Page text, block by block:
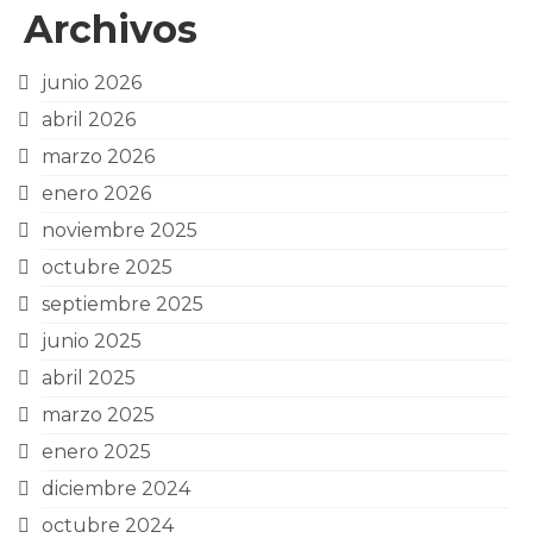
Archivos
junio 2026
abril 2026
marzo 2026
enero 2026
noviembre 2025
octubre 2025
septiembre 2025
junio 2025
abril 2025
marzo 2025
enero 2025
diciembre 2024
octubre 2024